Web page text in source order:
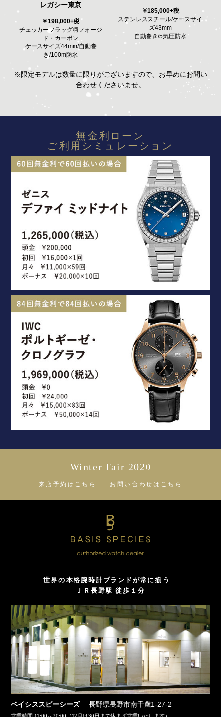
レガシー東京
￥198,000+税
チェッカーフラッグ柄フォージ
ド・カーボン
ケースサイズ44mm/自動巻
き/100m防水
￥185,000+税
ステンレススチール/ケースサイ
ズ43mm
自動巻き/5気圧防水
※限定モデルは数量に限りがございますので、お早めにお問い
合わせくださいませ。
無金利ローン
ご利用シミュレーション
Winter Fair 2020
来店予約はこちら お問い合わせはこちら
世界の本格腕時計ブランドが常に揃う
ＪＲ長野駅 徒歩１分
ベイシススピーシーズ 長野県長野市南千歳1-27-2
営業時間 11:00～20:00（12月は30日まで休まず営業いたします）